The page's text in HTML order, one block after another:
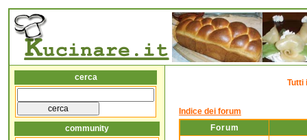
cerca
community
Tutti
Indice dei forum
Forum